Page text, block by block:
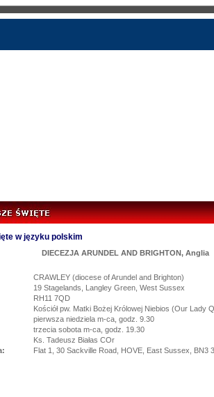
w języku polskim
DIECEZJA ARUNDEL AND BRIGHTON, Anglia
CRAWLEY (diocese of Arundel and Brighton)
19 Stagelands, Langley Green, West Sussex
RH11 7QD
Kościół pw. Matki Bożej Królowej Niebios (Our Lady
pierwsza niedziela m-ca, godz. 9.30
trzecia sobota m-ca, godz. 19.30
Ks. Tadeusz Białas COr
Flat 1, 30 Sackville Road, HOVE, East Sussex, BN3